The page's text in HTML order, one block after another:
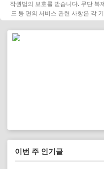
작권법의 보호를 받습니다. 무단 복
드 등 편의 서비스 관련 사항은 각
이번 주 인기글